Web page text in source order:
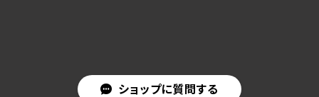
ショップに質問する